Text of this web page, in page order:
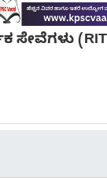
ಸೇವೆಗಳು